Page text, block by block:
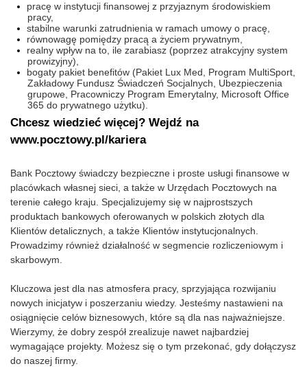
pracę w instytucji finansowej z przyjaznym środowiskiem
pracy,
stabilne warunki zatrudnienia w ramach umowy o pracę,
równowagę pomiędzy pracą a życiem prywatnym,
realny wpływ na to, ile zarabiasz (poprzez atrakcyjny system
prowizyjny),
bogaty pakiet benefitów (Pakiet Lux Med, Program MultiSport,
Zakładowy Fundusz Świadczeń Socjalnych, Ubezpieczenia
grupowe, Pracowniczy Program Emerytalny, Microsoft Office
365 do prywatnego użytku).
Chcesz wiedzieć więcej? Wejdź na
www.pocztowy.pl/kariera
Bank Pocztowy świadczy bezpieczne i proste usługi finansowe w
placówkach własnej sieci, a także w Urzędach Pocztowych na
terenie całego kraju. Specjalizujemy się w najprostszych
produktach bankowych oferowanych w polskich złotych dla
Klientów detalicznych, a także Klientów instytucjonalnych.
Prowadzimy również działalność w segmencie rozliczeniowym i
skarbowym.
Kluczowa jest dla nas atmosfera pracy, sprzyjająca rozwijaniu
nowych inicjatyw i poszerzaniu wiedzy. Jesteśmy nastawieni na
osiągnięcie celów biznesowych, które są dla nas najważniejsze.
Wierzymy, że dobry zespół zrealizuje nawet najbardziej
wymagające projekty. Możesz się o tym przekonać, gdy dołączysz
do naszej firmy.